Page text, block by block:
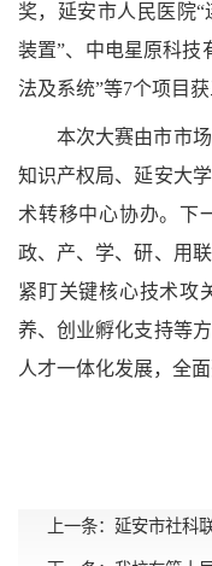
奖，延安市人民医院
装置”、中电星原科技
法及系统”等7个项目获
本次大赛由市市
知识产权局、延安大
术转移中心协办。下
政、产、学、研、用
紧盯关键核心技术攻
养、创业孵化支持等
人才一体化发展，全
上一条：